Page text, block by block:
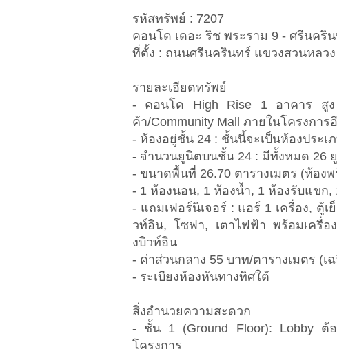
รหัสทรัพย์ : 7207
คอนโด เดอะ ริช พระราม 9 - ศรีนคริ
ที่ตั้ง : ถนนศรีนครินทร์ แขวงสวนหลว
รายละเอียดทรัพย์
- คอนโด High Rise 1 อาคาร
ค้า/Community Mall ภายในโครงการ
- ห้องอยู่ชั้น 24 : ชั้นนี้จะเป็นห้องประเ
- จำนวนยูนิตบนชั้น 24 : มีทั้งหมด 26
- ขนาดพื้นที่ 26.70 ตารางเมตร (ห้องพ
- 1 ห้องนอน, 1 ห้องน้ำ, 1 ห้องรับแขก,
- แถมเฟอร์นิเจอร์ : แอร์ 1 เครื่อง, ตู้
วท์อิน, โซฟา, เตาไฟฟ้า พร้อมเครื่
งบิวท์อิน
- ค่าส่วนกลาง 55 บาท/ตารางเมตร (เ
- ระเบียงห้องหันทางทิศใต้
สิ่งอำนวยความสะดวก
- ชั้น 1 (Ground Floor): Lobby ต้
โครงการ